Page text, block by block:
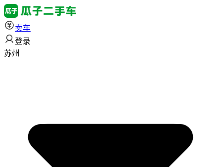
卖车
登录
苏州